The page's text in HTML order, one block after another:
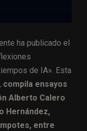
ha publicado el
de IA». Esta
compila ensayos
Alberto Calero
Hernández,
entre